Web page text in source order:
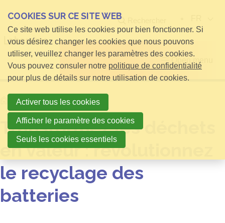
Open menu
Homeinfos pour Visiteurs
Transformez les déchets
en valeur : révolutionnez
le recyclage des
batteries
COOKIES SUR CE SITE WEB
Ce site web utilise les cookies pour bien fonctionner. Si
vous désirez changer les cookies que nous pouvons
utiliser, veuillez changer les paramètres des cookies.
Vous pouvez consuler notre politique de confidentialité
pour plus de détails sur notre utilisation de cookies.
Activer tous les cookies
Afficher le paramètre des cookies
Seuls les cookies essentiels